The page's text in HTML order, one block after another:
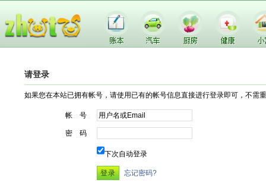
请登录
如果您在本站已拥有帐号，请使用已有的帐号信息直接进行登录即可，不需
帐 号
密 码
下次自动登录
忘记密码?